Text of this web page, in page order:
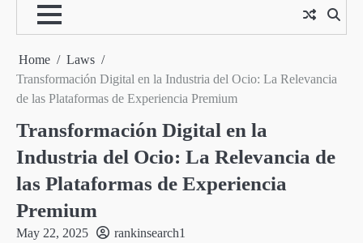
Home
Laws
Transformación Digital en la Industria del Ocio: La Relevancia
de las Plataformas de Experiencia Premium
Transformación Digital en la
Industria del Ocio: La Relevancia de
las Plataformas de Experiencia
Premium
May 22, 2025 rankinsearch1